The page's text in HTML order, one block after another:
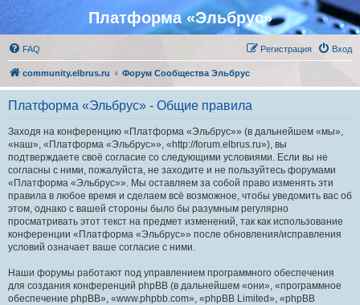
Платформа «Эльбрус»
FAQ Вход
Регистрация
community.elbrus.ru Форум Сообщества Эльбрус
Платформа «Эльбрус» - Общие правила
Заходя на конференцию «Платформа «Эльбрус»» (в дальнейшем «мы»,
«наш», «Платформа «Эльбрус»», «http://forum.elbrus.ru»), вы
подтверждаете своё согласие со следующими условиями. Если вы не
согласны с ними, пожалуйста, не заходите и не пользуйтесь форумами
«Платформа «Эльбрус»». Мы оставляем за собой право изменять эти
правила в любое время и сделаем всё возможное, чтобы уведомить вас об
этом, однако с вашей стороны было бы разумным регулярно
просматривать этот текст на предмет изменений, так как использование
конференции «Платформа «Эльбрус»» после обновления/исправления
условий означает ваше согласие с ними.
Наши форумы работают под управлением программного обеспечения
для создания конференций phpBB (в дальнейшем «они», «программное
обеспечение phpBB», «www.phpbb.com», «phpBB Limited», «phpBB